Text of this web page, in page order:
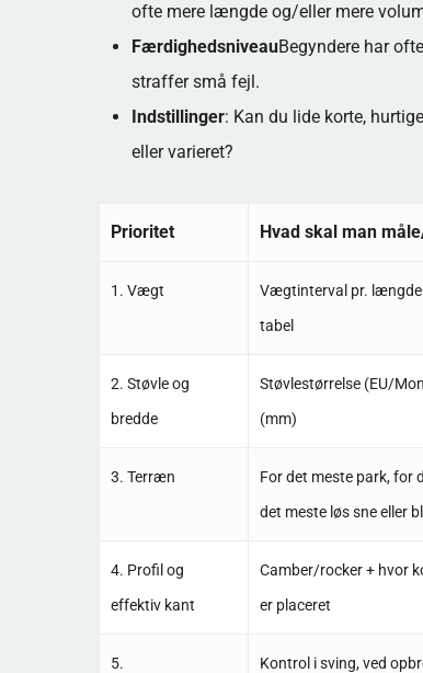
ofte mere længde og/eller mere
FærdighedsniveauBegyndere har
straffer små fejl.
Indstillinger: Kan du lide korte,
eller varieret?
Prioritet Hvad skal man
1. Vægt
Vægtinterval pr.
tabel
2. Støvle og
bredde
Støvlestørrelse (EU/
(mm)
3. Terræn
For det meste park, for
det meste løs sne eller
4. Profil og
effektiv kant
Camber/rocker + hvor
er placeret
5.
Kontrol i sving, ved